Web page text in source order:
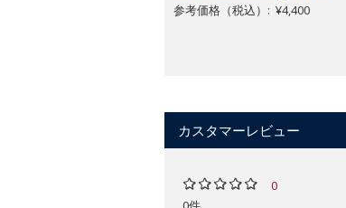
参考価格（税込）: ¥4,400
カスタマーレビュー
0